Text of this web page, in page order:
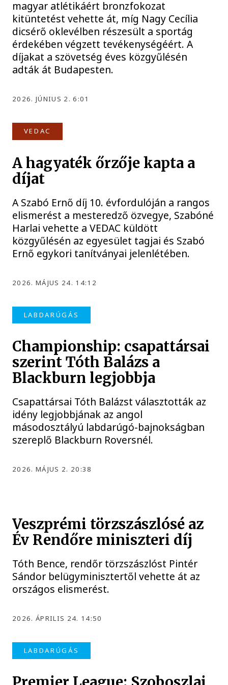
magyar atlétikáért bronzfokozat
kitüntetést vehette át, míg Nagy Cecília
dicsérő oklevélben részesült a sportág
érdekében végzett tevékenységéért. A
díjakat a szövetség éves közgyűlésén
adták át Budapesten.
2026. JÚNIUS 2. 6:01
VEDAC
A hagyaték őrzője kapta a
díjat
A Szabó Ernő díj 10. évfordulóján a rangos
elismerést a mesteredző özvegye, Szabóné
Harlai vehette a VEDAC küldött
közgyűlésén az egyesület tagjai és Szabó
Ernő egykori tanítványai jelenlétében.
2026. MÁJUS 24. 14:12
LABDARÚGÁS
Championship: csapattársai
szerint Tóth Balázs a
Blackburn legjobbja
Csapattársai Tóth Balázst választották az
idény legjobbjának az angol
másodosztályú labdarúgó-bajnokságban
szereplő Blackburn Roversnél.
2026. MÁJUS 2. 20:38
Veszprémi törzszászlósé az
Év Rendőre miniszteri díj
Tóth Bence, rendőr törzszászlóst Pintér
Sándor belügyminisztertől vehette át az
országos elismerést.
2026. ÁPRILIS 24. 14:50
LABDARÚGÁS